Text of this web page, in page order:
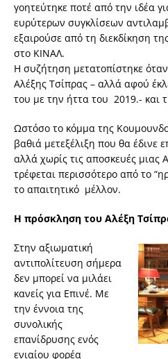
γοητεύτηκε ποτέ από την ιδέα
ευρύτερων συγκλίσεων
εξαιρούσε από τη διεκδίκηση
στο ΚΙΝΑΛ.
Η συζήτηση μετατοπίστηκε
Αλέξης Τσίπρας – αλλά αφού
του με την ήττα του 2019.- και
Ωστόσο το κόμμα της
βαθιά μετεξέλιξη που θα έδινε
αλλά χωρίς τις αποσκευές μιας
τρέφεται περισσότερο από το
το απαιτητικό μέλλον.
Η πρόσκληση του Αλέξη
Στην αξιωματική
αντιπολίτευση σήμερα
δεν μπορεί να μιλάει
κανείς για Επινέ. Με
την έννοια της
συνολικής
επανίδρυσης ενός
ενιαίου φορέα